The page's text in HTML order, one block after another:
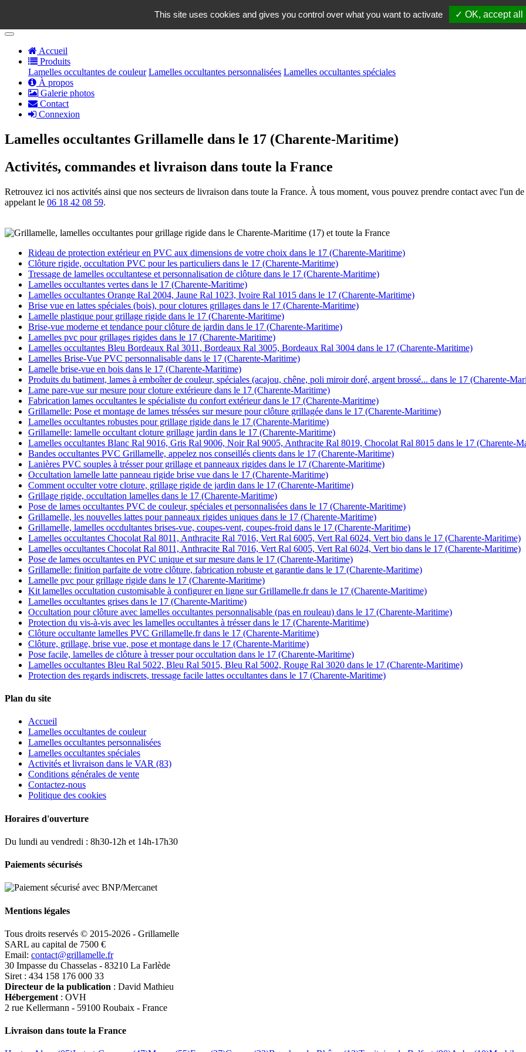
Accueil
Produits
Lamelles occultantes de couleur Lamelles occultantes personnalisées Lamelles occultantes spéciales
À propos
Galerie photos
Contact
Connexion
Lamelles occultantes Grillamelle dans le 17 (Charente-Maritime)
Activités, commandes et livraison dans toute la France
Retrouvez ici nos activités ainsi que nos secteurs de livraison dans toute la France. À tous moment, vous pouvez prendre contact avec l'un
appelant le 06 18 42 08 59.
Rideau de protection extérieur en PVC aux dimensions de votre choix dans le 17 (Charente-Maritime)
Clôture rigide, occultation PVC pour les particuliers dans le 17 (Charente-Maritime)
Tressage de lamelles occultantese et personnalisation de clôture dans le 17 (Charente-Maritime)
Lamelles occultantes vertes dans le 17 (Charente-Maritime)
Lamelles occultantes Orange Ral 2004, Jaune Ral 1023, Ivoire Ral 1015 dans le 17 (Charente-Maritime)
Brise vue en lattes spéciales (bois), pour clotures grillages dans le 17 (Charente-Maritime)
Lamelle plastique pour grillage rigide dans le 17 (Charente-Maritime)
Brise-vue moderne et tendance pour clôture de jardin dans le 17 (Charente-Maritime)
Lamelles pvc pour grillages rigides dans le 17 (Charente-Maritime)
Lamelles occultantes Bleu Bordeaux Ral 3011, Bordeaux Ral 3005, Bordeaux Ral 3004 dans le 17 (Charente-Maritime)
Lamelles Brise-Vue PVC personnalisable dans le 17 (Charente-Maritime)
Lamelle brise-vue en bois dans le 17 (Charente-Maritime)
Produits du batiment, lames à emboîter de couleur, spéciales (acajou, chêne, poli miroir doré, argent brossé... dans le 17 (Charente-
Lame pare-vue sur mesure pour cloture extérieure dans le 17 (Charente-Maritime)
Fabrication lames occultantes le spécialiste du confort extérieur dans le 17 (Charente-Maritime)
Grillamelle: Pose et montage de lames tréssées sur mesure pour clôture grillagée dans le 17 (Charente-Maritime)
Lamelles occultantes robustes pour grillage rigide dans le 17 (Charente-Maritime)
Grillamelle: lamelle occultant cloture grillage jardin dans le 17 (Charente-Maritime)
Lamelles occultantes Blanc Ral 9016, Gris Ral 9006, Noir Ral 9005, Anthracite Ral 8019, Chocolat Ral 8015 dans le 17 (Charente-
Bandes occultantes PVC Grillamelle, appelez nos conseillés clients dans le 17 (Charente-Maritime)
Lanières PVC souples à trésser pour grillage et panneaux rigides dans le 17 (Charente-Maritime)
Occultation lamelle latte panneau rigide brise vue dans le 17 (Charente-Maritime)
Comment occulter votre cloture, grillage rigide de jardin dans le 17 (Charente-Maritime)
Grillage rigide, occultation lamelles dans le 17 (Charente-Maritime)
Pose de lames occultantes PVC de couleur, spéciales et personnalisées dans le 17 (Charente-Maritime)
Grillamelle, les nouvelles lattes pour panneaux rigides uniques dans le 17 (Charente-Maritime)
Grillamelle, lamelles occdultantes brises-vue, coupes-vent, coupes-froid dans le 17 (Charente-Maritime)
Lamelles occultantes Chocolat Ral 8011, Anthracite Ral 7016, Vert Ral 6005, Vert Ral 6024, Vert bio dans le 17 (Charente-Maritime)
Lamelles occultantes Chocolat Ral 8011, Anthracite Ral 7016, Vert Ral 6005, Vert Ral 6024, Vert bio dans le 17 (Charente-Maritime)
Pose de lames occultantes en PVC unique et sur mesure dans le 17 (Charente-Maritime)
Grillamelle: finition parfaite de votre clôture, fabrication robuste et garantie dans le 17 (Charente-Maritime)
Lamelle pvc pour grillage rigide dans le 17 (Charente-Maritime)
Kit lamelles occultation customisable à configurer en ligne sur Grillamelle.fr dans le 17 (Charente-Maritime)
Lamelles occultantes grises dans le 17 (Charente-Maritime)
Occultation pour clôture avec lamelles occultantes personnalisable (pas en rouleau) dans le 17 (Charente-Maritime)
Protection du vis-à-vis avec les lamelles occultantes à trésser dans le 17 (Charente-Maritime)
Clôture occultante lamelles PVC Grillamelle.fr dans le 17 (Charente-Maritime)
Clôture, grillage, brise vue, pose et montage dans le 17 (Charente-Maritime)
Pose facile, lamelles de clôture à tresser pour occultation dans le 17 (Charente-Maritime)
Lamelles occultantes Bleu Ral 5022, Bleu Ral 5015, Bleu Ral 5002, Rouge Ral 3020 dans le 17 (Charente-Maritime)
Protection des regards indiscrets, tressage facile lattes occultantes dans le 17 (Charente-Maritime)
Plan du site
Accueil
Lamelles occultantes de couleur
Lamelles occultantes personnalisées
Lamelles occultantes spéciales
Activités et livraison dans le VAR (83)
Conditions générales de vente
Contactez-nous
Politique des cookies
Horaires d'ouverture
Du lundi au vendredi : 8h30-12h et 14h-17h30
Paiements sécurisés
Mentions légales
Tous droits reservés © 2015-2026 - Grillamelle
SARL au capital de 7500 €
Email: contact@grillamelle.fr
30 Impasse du Chasselas - 83210 La Farlède
Siret : 434 158 176 000 33
Directeur de la publication : David Mathieu
Hébergement : OVH
2 rue Kellermann - 59100 Roubaix - France
Livraison dans toute la France
This site uses cookies and gives you control over what you want to activate ✓ OK, accept all